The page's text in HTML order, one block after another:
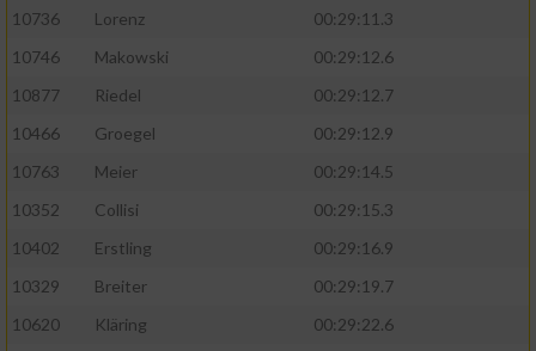
10736 Lorenz
00:29:11.3
10746
Makowski
00:29:12.6
10877
Riedel
00:29:12.7
10466
Groegel
00:29:12.9
10763
Meier
00:29:14.5
10352
Collisi
00:29:15.3
10402
Erstling
00:29:16.9
10329
Breiter
00:29:19.7
10620
Kläring
00:29:22.6